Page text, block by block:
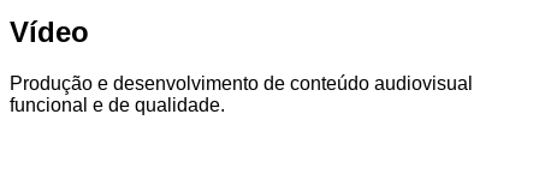
Vídeo
Produção e desenvolvimento de conteúdo audiovisual
funcional e de qualidade.